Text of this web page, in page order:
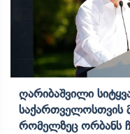
Ღარიბაშვილი
Საქართველოსთვის
Რომელზეც Ორბანს